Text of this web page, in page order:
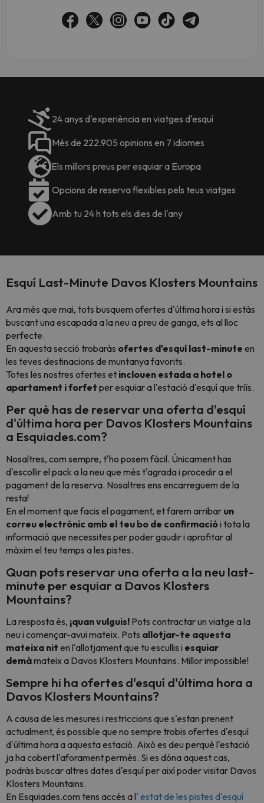
24 anys d'experiència en viatges d'esquí
Més de 222.905 opinions en 7 idiomes
Els millors preus per esquiar a Europa
Opcions de reserva flexibles pels teus viatges
Amb tu 24 h tots els dies de l'any
Esquí Last-Minute Davos Klosters Mountains
Ara més que mai, tots busquem ofertes d'última hora i si estàs
buscant una escapada a la neu a preu de ganga, ets al lloc
perfecte.
En aquesta secció trobaràs ofertes d'esquí last-minute en
les teves destinacions de muntanya favorits.
Totes les nostres ofertes et inclouen estada a hotel o
apartament i forfet per esquiar a l'estació d'esquí que triïs.
Per què has de reservar una oferta d'esquí
d'última hora per Davos Klosters Mountains
a Esquiades.com?
Nosaltres, com sempre, t'ho posem fàcil. Únicament has
d'escollir el pack a la neu que més t'agrada i procedir a el
pagament de la reserva. Nosaltres ens encarreguem de la
resta!
En el moment que facis el pagament, et farem arribar un
correu electrònic amb el teu bo de confirmaciói tota la
informació que necessites per poder gaudir i aprofitar al
màxim el teu temps a les pistes.
Quan pots reservar una oferta a la neu last-
minute per esquiar a Davos Klosters
Mountains?
La resposta és, ¡quan vulguis! Pots contractar un viatge a la
neu i començar-avui mateix. Pots allotjar-te aquesta
mateixa nit en l'allotjament que tu escullis i esquiar
demàmateix a Davos Klosters Mountains. Millor impossible!
Sempre hi ha ofertes d'esquí d'última hora a
Davos Klosters Mountains?
A causa de les mesures i restriccions que s'estan prenent
actualment, és possible que no sempre trobis ofertes d'esquí
d'última hora a aquesta estació. Això es deu perquè l'estació
ja ha cobert l'aforament permès. Si es dóna aquest cas,
podràs buscar altres dates d'esquí per així poder visitar Davos
Klosters Mountains.
En Esquiades.com tens accés a l' estat de les pistes d'esquí